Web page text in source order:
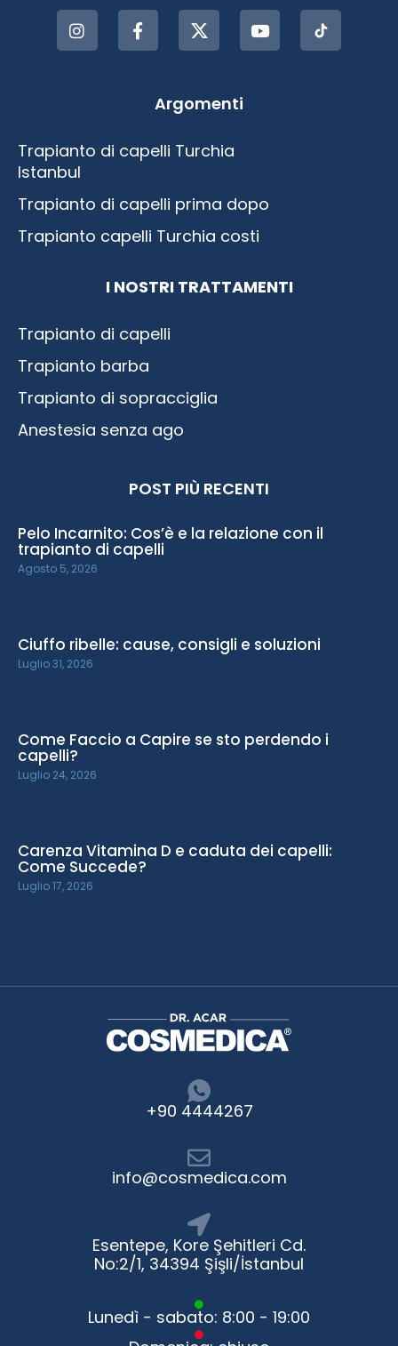
Argomenti
Trapianto di capelli Turchia
Istanbul
Trapianto di capelli prima dopo
Trapianto capelli Turchia costi
I NOSTRI TRATTAMENTI
Trapianto di capelli
Trapianto barba
Trapianto di sopracciglia
Anestesia senza ago
POST PIÙ RECENTI
Pelo Incarnito: Cos’è e la relazione con il
trapianto di capelli
Agosto 5, 2026
Ciuffo ribelle: cause, consigli e soluzioni
Luglio 31, 2026
Come Faccio a Capire se sto perdendo i
capelli?
Luglio 24, 2026
Carenza Vitamina D e caduta dei capelli:
Come Succede?
Luglio 17, 2026
+90 4444267
info@cosmedica.com
Esentepe, Kore Şehitleri Cd.
No:2/1, 34394 Şişli/İstanbul
Lunedì - sabato: 8:00 - 19:00